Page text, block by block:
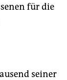
für die
seiner